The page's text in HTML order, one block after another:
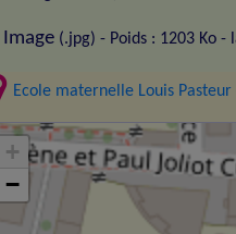
Image (.jpg) - Poids : 1203 Ko -
Ecole maternelle Louis Pasteur
+
−